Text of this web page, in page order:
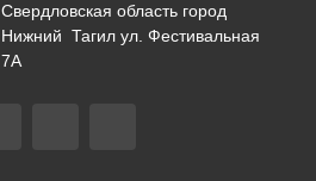
Свердловская область город
Нижний Тагил ул. Фестивальная
7А